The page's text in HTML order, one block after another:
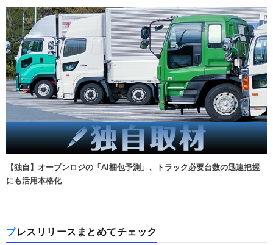
【独自】オープンロジの「AI梱包予測」、トラック必要台数の迅速把握
にも活用本格化
プレスリリースまとめてチェック